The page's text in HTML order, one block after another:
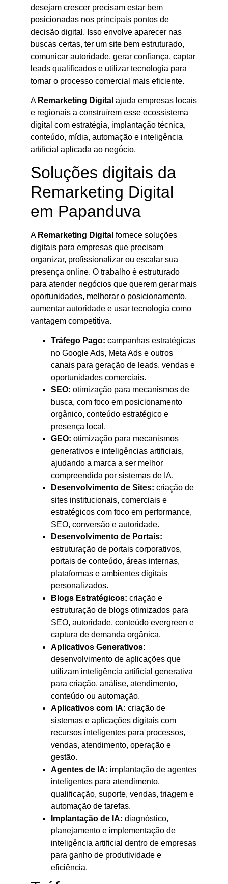
desejam crescer precisam estar bem
posicionadas nos principais pontos de
decisão digital. Isso envolve aparecer nas
buscas certas, ter um site bem estruturado,
comunicar autoridade, gerar confiança, captar
leads qualificados e utilizar tecnologia para
tornar o processo comercial mais eficiente.
A Remarketing Digital ajuda empresas locais
e regionais a construírem esse ecossistema
digital com estratégia, implantação técnica,
conteúdo, mídia, automação e inteligência
artificial aplicada ao negócio.
Soluções digitais da
Remarketing Digital
em Papanduva
A Remarketing Digital fornece soluções
digitais para empresas que precisam
organizar, profissionalizar ou escalar sua
presença online. O trabalho é estruturado
para atender negócios que querem gerar mais
oportunidades, melhorar o posicionamento,
aumentar autoridade e usar tecnologia como
vantagem competitiva.
Tráfego Pago: campanhas estratégicas
no Google Ads, Meta Ads e outros
canais para geração de leads, vendas e
oportunidades comerciais.
SEO: otimização para mecanismos de
busca, com foco em posicionamento
orgânico, conteúdo estratégico e
presença local.
GEO: otimização para mecanismos
generativos e inteligências artificiais,
ajudando a marca a ser melhor
compreendida por sistemas de IA.
Desenvolvimento de Sites: criação de
sites institucionais, comerciais e
estratégicos com foco em performance,
SEO, conversão e autoridade.
Desenvolvimento de Portais:
estruturação de portais corporativos,
portais de conteúdo, áreas internas,
plataformas e ambientes digitais
personalizados.
Blogs Estratégicos: criação e
estruturação de blogs otimizados para
SEO, autoridade, conteúdo evergreen e
captura de demanda orgânica.
Aplicativos Generativos:
desenvolvimento de aplicações que
utilizam inteligência artificial generativa
para criação, análise, atendimento,
conteúdo ou automação.
Aplicativos com IA: criação de
sistemas e aplicações digitais com
recursos inteligentes para processos,
vendas, atendimento, operação e
gestão.
Agentes de IA: implantação de agentes
inteligentes para atendimento,
qualificação, suporte, vendas, triagem e
automação de tarefas.
Implantação de IA: diagnóstico,
planejamento e implementação de
inteligência artificial dentro de empresas
para ganho de produtividade e
eficiência.